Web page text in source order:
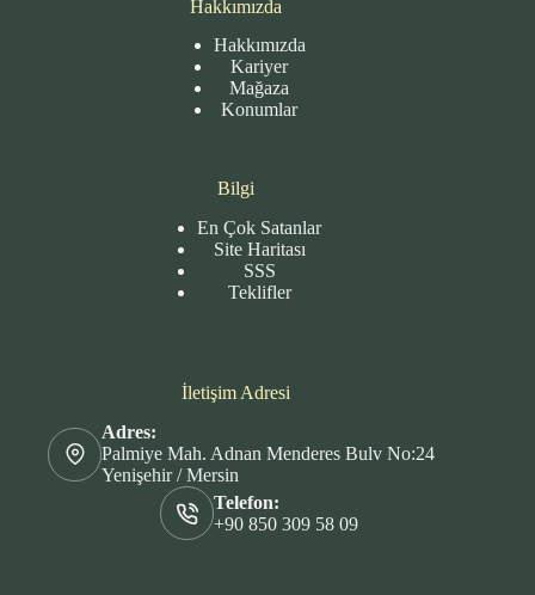
Hakkımızda
Hakkımızda
Kariyer
Mağaza
Konumlar
Bilgi
En Çok Satanlar
Site Haritası
SSS
Teklifler
İletişim Adresi
Adres:
Palmiye Mah. Adnan Menderes Bulv No:24
Yenişehir / Mersin
Telefon:
+90 850 309 58 09